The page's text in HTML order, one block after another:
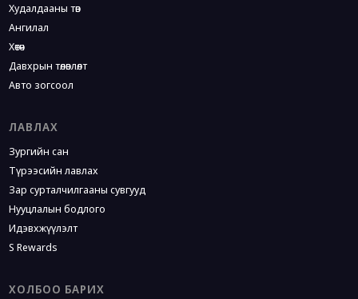
Худалдааны төв
Ангилал
Хөтөч
Давхрын төлөвлөлт
Авто зогсоол
ЛАВЛАХ
Зургийн сан
Түрээсийн лавлах
Зар сурталчилгааны сувгууд
Нууцлалын бодлого
Идэвхжүүлэлт
S Rewards
ХОЛБОО БАРИХ